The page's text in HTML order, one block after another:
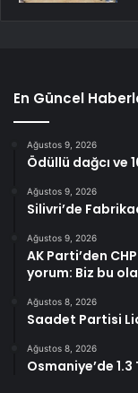
En Güncel
Ağustos 9, 2026
Ödüllü dağcı ve
Ağustos 9, 2026
Silivri’de
Ağustos 9, 2026
AK Parti’den
yorum: Biz bu
Ağustos 8, 2026
Saadet Partisi
Ağustos 8, 2026
Osmaniye’de